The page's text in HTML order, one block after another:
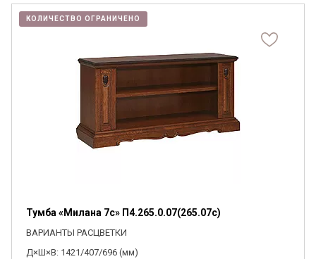
КОЛИЧЕСТВО ОГРАНИЧЕНО
Тумба «Милана 7с» П4.265.0.07(265.07с)
ВАРИАНТЫ РАСЦВЕТКИ
Д×Ш×В: 1421/407/696 (мм)